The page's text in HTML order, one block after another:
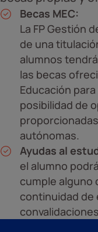
Becas MEC:
La FP Gestión
de una
alumnos
las becas
Educación
posibilidad de
autónomas.
Ayudas al
el alumno
cumple alguno
continuidad de